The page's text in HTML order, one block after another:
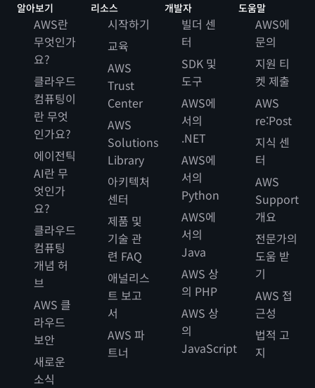
알아보기
AWS란
무엇인가
요?
클라우드
컴퓨팅이
란 무엇
인가요?
에이전틱
AI란 무
엇인가
요?
클라우드
컴퓨팅
개념 허
브
AWS 클
라우드
보안
새로운
소식
리소스
시작하기
교육
AWS
Trust
Center
AWS
Solutions
Library
아키텍처
센터
제품 및
기술 관
련 FAQ
애널리스
트 보고
서
AWS 파
트너
개발자
빌더 센
터
SDK 및
도구
AWS에
서의
.NET
AWS에
서의
Python
AWS에
서의
Java
AWS 상
의 PHP
AWS 상
의
JavaScript
도움말
AWS에
문의
지원 티
켓 제출
AWS
re:Post
지식 센
터
AWS
Support
개요
전문가의
도움 받
기
AWS 접
근성
법적 고
지